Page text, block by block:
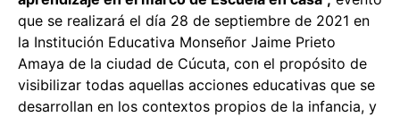
que se realizará el día 28 de septiembre de 2021 en
la Institución Educativa Monseñor Jaime Prieto
Amaya de la ciudad de Cúcuta, con el propósito de
visibilizar todas aquellas acciones educativas que se
desarrollan en los contextos propios de la infancia, y